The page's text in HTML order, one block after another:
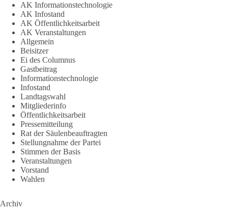
AK Informationstechnologie
AK Infostand
AK Öffentlichkeitsarbeit
AK Veranstaltungen
Allgemein
Beisitzer
Ei des Columnus
Gastbeitrag
Informationstechnologie
Infostand
Landtagswahl
Mitgliederinfo
Öffentlichkeitsarbeit
Pressemitteilung
Rat der Säulenbeauftragten
Stellungnahme der Partei
Stimmen der Basis
Veranstaltungen
Vorstand
Wahlen
Archiv